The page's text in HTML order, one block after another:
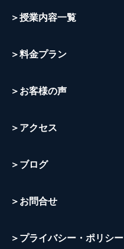
＞授業内容一覧
＞料金プラン
＞お客様の声
＞アクセス
＞ブログ
＞お問合せ
＞プライバシー・ポリシー